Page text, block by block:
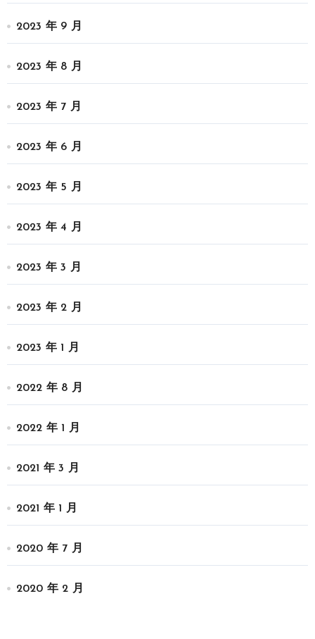
2023 年 9 月
2023 年 8 月
2023 年 7 月
2023 年 6 月
2023 年 5 月
2023 年 4 月
2023 年 3 月
2023 年 2 月
2023 年 1 月
2022 年 8 月
2022 年 1 月
2021 年 3 月
2021 年 1 月
2020 年 7 月
2020 年 2 月